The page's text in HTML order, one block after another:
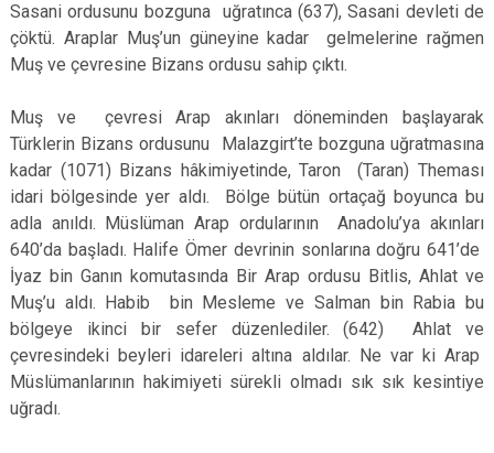
Sasani ordusunu bozguna uğratınca (637), Sasani devleti de
çöktü. Araplar Muş’un güneyine kadar gelmelerine rağmen
Muş ve çevresine Bizans ordusu sahip çıktı.
Muş ve çevresi Arap akınları döneminden başlayarak
Türklerin Bizans ordusunu Malazgirt’te bozguna uğratmasına
kadar (1071) Bizans hâkimiyetinde, Taron (Taran) Theması
idari bölgesinde yer aldı. Bölge bütün ortaçağ boyunca bu
adla anıldı. Müslüman Arap ordularının Anadolu’ya akınları
640’da başladı. Halife Ömer devrinin sonlarına doğru 641’de
İyaz bin Ganın komutasında Bir Arap ordusu Bitlis, Ahlat ve
Muş’u aldı. Habib bin Mesleme ve Salman bin Rabia bu
bölgeye ikinci bir sefer düzenlediler. (642) Ahlat ve
çevresindeki beyleri idareleri altına aldılar. Ne var ki Arap
Müslümanlarının hakimiyeti sürekli olmadı sık sık kesintiye
uğradı.